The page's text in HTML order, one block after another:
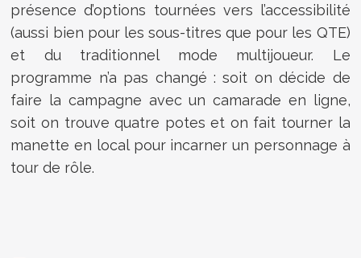
présence d’options tournées vers l’accessibilité
(aussi bien pour les sous-titres que pour les QTE)
et du traditionnel mode multijoueur. Le
programme n’a pas changé : soit on décide de
faire la campagne avec un camarade en ligne,
soit on trouve quatre potes et on fait tourner la
manette en local pour incarner un personnage à
tour de rôle.